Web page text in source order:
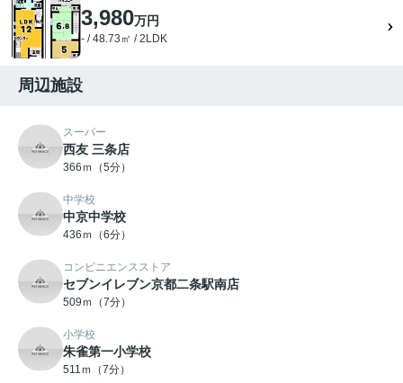
3,980万円
- / 48.73㎡ / 2LDK
周辺施設
スーパー
西友 三条店
366ｍ（5分）
中学校
中京中学校
436ｍ（6分）
コンビニエンスストア
セブンイレブン京都二条駅南店
509ｍ（7分）
小学校
朱雀第一小学校
511ｍ（7分）